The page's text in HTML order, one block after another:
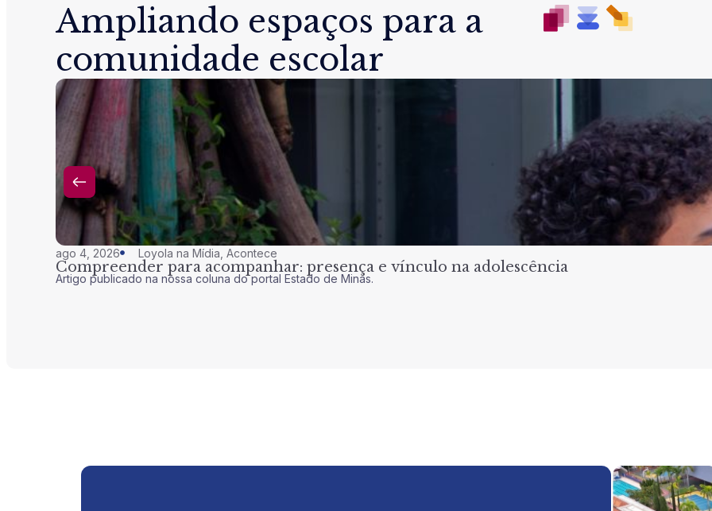
Ampliando espaços para a
comunidade escolar
ago 4, 2026 Loyola na Mídia Acontece
Compreender para acompanhar: presença e vínculo na adolescência
Artigo publicado na nossa coluna do portal Estado de Minas.